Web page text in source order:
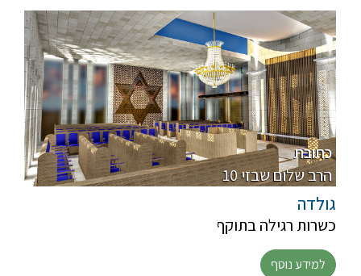
כתובת
10 הרב שלום שבזי
גולדה
כשרות רגילה בתוקף
למידע נוסף